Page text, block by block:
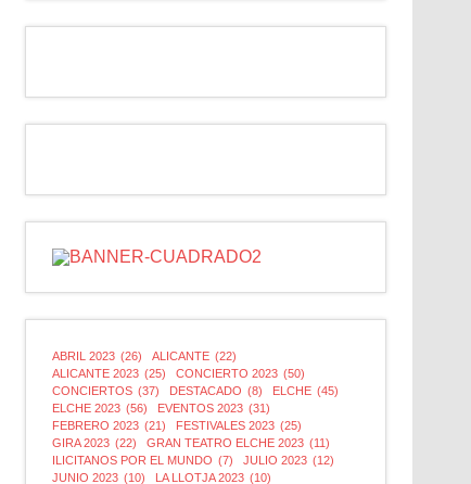
ABRIL 2023 (26) ALICANTE (22)
ALICANTE 2023 (25) CONCIERTO 2023 (50)
CONCIERTOS (37) DESTACADO (8) ELCHE (45)
ELCHE 2023 (56) EVENTOS 2023 (31)
FEBRERO 2023 (21) FESTIVALES 2023 (25)
GIRA 2023 (22) GRAN TEATRO ELCHE 2023 (11)
ILICITANOS POR EL MUNDO (7) JULIO 2023 (12)
JUNIO 2023 (10) LA LLOTJA 2023 (10)